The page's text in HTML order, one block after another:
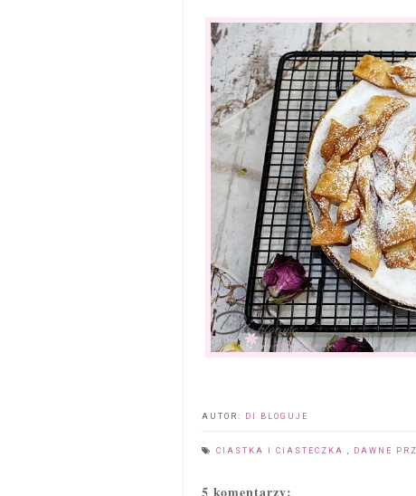
AUTOR: DI BLOGUJE
CIASTKA I CIASTECZKA , DAWNE
5 komentarzy: